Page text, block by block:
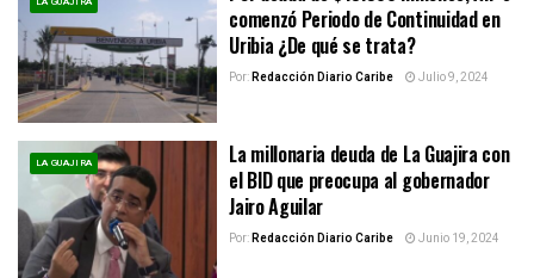
comenzó Periodo de Continuidad en
Uribia ¿De qué se trata?
Por:Redacción Diario Caribe Julio 9, 2024
LA GUAJIRA
La millonaria deuda de La Guajira con
el BID que preocupa al gobernador
Jairo Aguilar
Por:Redacción Diario Caribe Junio 19, 2024